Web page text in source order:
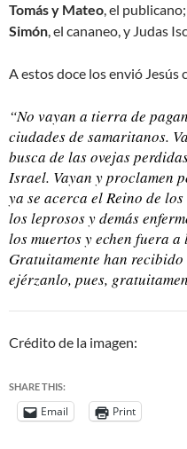
Tomás y Mateo, el publicano;
Simón, el cananeo, y Judas
A estos doce los envió Jesús
“No vayan a tierra de
ciudades de samaritanos.
busca de las ovejas
Israel. Vayan y proclamen
ya se acerca el Reino de
los leprosos y demás
los muertos y echen fuera a
Gratuitamente han recibido
ejérzanlo, pues,
Crédito de la imagen:
SHARE THIS:
Email Print